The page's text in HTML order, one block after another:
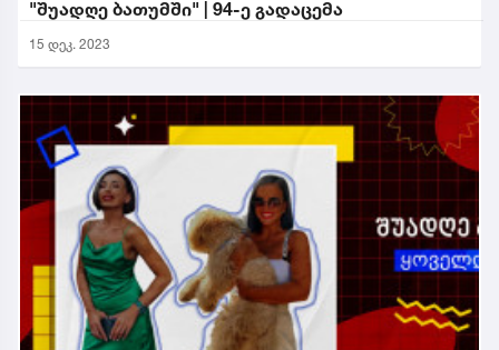
"შუადღე ბათუმში" | 94-ე გადაცემა
15 დეკ. 2023